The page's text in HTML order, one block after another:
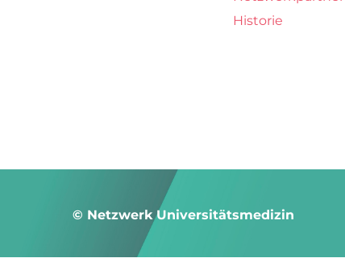
Historie
© Netzwerk Universitätsmedizin